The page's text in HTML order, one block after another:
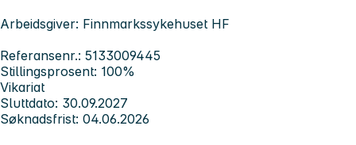
Arbeidsgiver: Finnmarkssykehuset HF
Referansenr.: 5133009445
Stillingsprosent: 100%
Vikariat
Sluttdato: 30.09.2027
Søknadsfrist: 04.06.2026